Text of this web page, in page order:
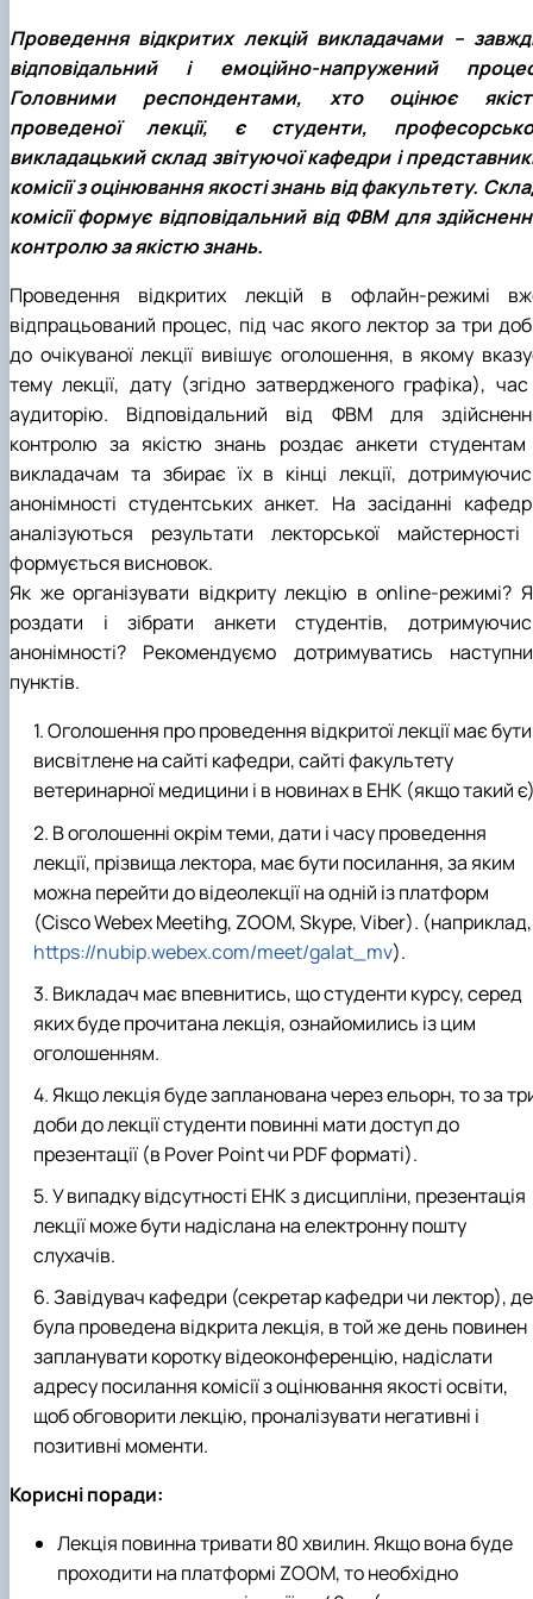
Скринька довіри
Вступ 2021 рік
Вступ 2020 рік
Вступ 2018 рік
Проведення відкритих лекцій викладачами –
відповідальний і емоційно-напружений
Головними респондентами, хто оцінює
проведеної лекції, є студенти,
викладацький склад звітуючої кафедри і
комісії з оцінювання якості знань від факультету.
комісії формує відповідальний від ФВМ для
контролю за якістю знань.
Проведення відкритих лекцій в офлайн-режимі
відпрацьований процес, під час якого лектор за три
до очікуваної лекції вивішує оголошення, в якому
тему лекції, дату (згідно затвердженого графіка), час
аудиторію. Відповідальний від ФВМ для
контролю за якістю знань роздає анкети студентам
викладачам та збирає їх в кінці лекції,
анонімності студентських анкет. На засіданні
аналізуються результати лекторської майстерності
формується висновок.
Як же організувати відкриту лекцію в online-режимі?
роздати і зібрати анкети студентів,
анонімності? Рекомендуємо дотримуватись
пунктів.
Оголошення про проведення відкритої лекції має бути
висвітлене на сайті кафедри, сайті факультету
ветеринарної медицини і в новинах в ЕНК (якщо такий
В оголошенні окрім теми, дати і часу проведення
лекції, прізвища лектора, має бути посилання, за яким
можна перейти до відеолекції на одній із платформ
(Cisco Webex Meetihg, ZOOM, Skype, Viber). (наприклад,
https://nubip.webex.com/meet/galat_mv).
Викладач має впевнитись, що студенти курсу, серед
яких буде прочитана лекція, ознайомились із цим
оголошенням.
Якщо лекція буде запланована через ельорн, то за
доби до лекції студенти повинні мати доступ до
презентації (в Pover Point чи PDF форматі).
У випадку відсутності ЕНК з дисципліни, презентація
лекції може бути надіслана на електронну пошту
слухачів.
Завідувач кафедри (секретар кафедри чи лектор), де
була проведена відкрита лекція, в той же день повинен
запланувати коротку відеоконференцію, надіслати
адресу посилання комісії з оцінювання якості освіти,
щоб обговорити лекцію, проналізувати негативні і
позитивні моменти.
Корисні поради:
Лекція повинна тривати 80 хвилин. Якщо вона буде
проходити на платформі ZOOM, то необхідно